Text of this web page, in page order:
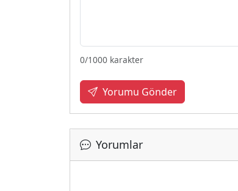
0/1000 karakter
Yorumu Gönder
Yorumlar